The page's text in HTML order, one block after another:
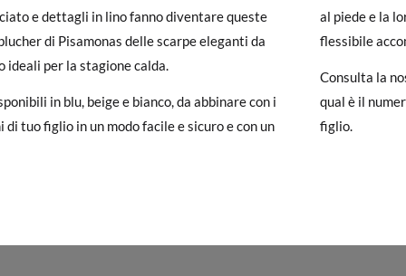
e dettagli in lino fanno diventare queste
di Pisamonas delle scarpe eleganti da
ideali per la stagione calda.
in blu, beige e bianco, da abbinare con i
tuo figlio in un modo facile e sicuro e con un
al piede e la
flessibile
Consulta la
qual è il
figlio.
account, ti basta accedere per avviare la procedura. Se hai
deiResie inserisci il numero d'ordine e l'indirizzo e-mail
inviata automaticamente alla tua casella di posta.
19 20 21 23